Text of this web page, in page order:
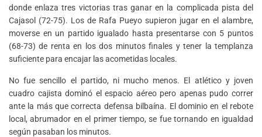
donde enlaza tres victorias tras ganar en la complicada pista del
Cajasol (72-75). Los de Rafa Pueyo supieron jugar en el alambre,
moverse en un partido igualado hasta presentarse con 5 puntos
(68-73) de renta en los dos minutos finales y tener la templanza
suficiente para encajar las acometidas locales.
No fue sencillo el partido, ni mucho menos. El atlético y joven
cuadro cajista dominó el espacio aéreo pero apenas pudo correr
ante la más que correcta defensa bilbaína. El dominio en el rebote
local, abrumador en el primer tiempo, se fue tornando en igualdad
según pasaban los minutos.